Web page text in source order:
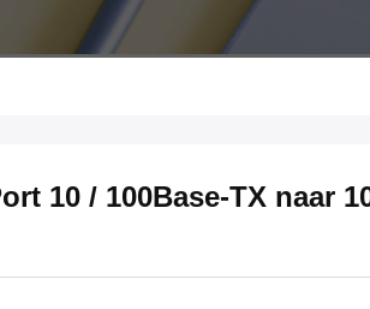
10 / 100Base-TX naar